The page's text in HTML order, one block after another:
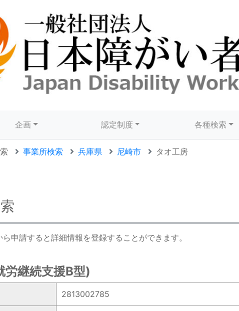
企画 認定制度 各種検索
事業所検索 兵庫県 尼崎市 タオ工房
ら申請すると詳細情報を登録することができます。
労継続支援B型)
2813002785